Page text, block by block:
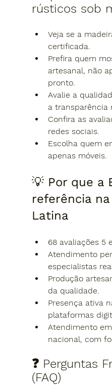
rústicos sob
Veja se a
certificada.
Prefira quem
artesanal, não
pronto.
Avalie a
a transparência
Confira as
redes sociais.
Escolha quem
apenas móveis.
💡 Por que a
referência
Latina
68 avaliações 5
Atendimento
especialistas
Produção
da qualidade.
Presença ativa
plataformas
Atendimento
nacional, com
❓ Perguntas
(FAQ)